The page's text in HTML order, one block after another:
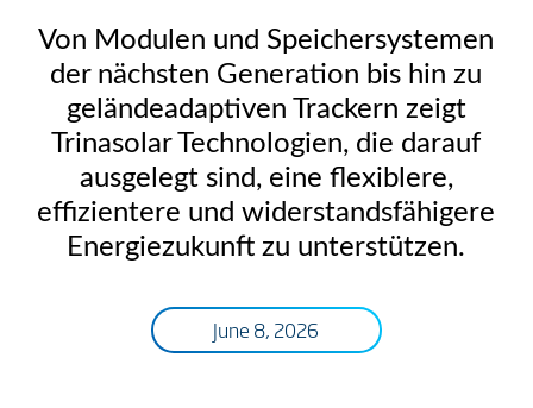
Von Modulen und Speichersystemen
der nächsten Generation bis hin zu
geländeadaptiven Trackern zeigt
Trinasolar Technologien, die darauf
ausgelegt sind, eine flexiblere,
effizientere und widerstandsfähigere
Energiezukunft zu unterstützen.
June 8, 2026